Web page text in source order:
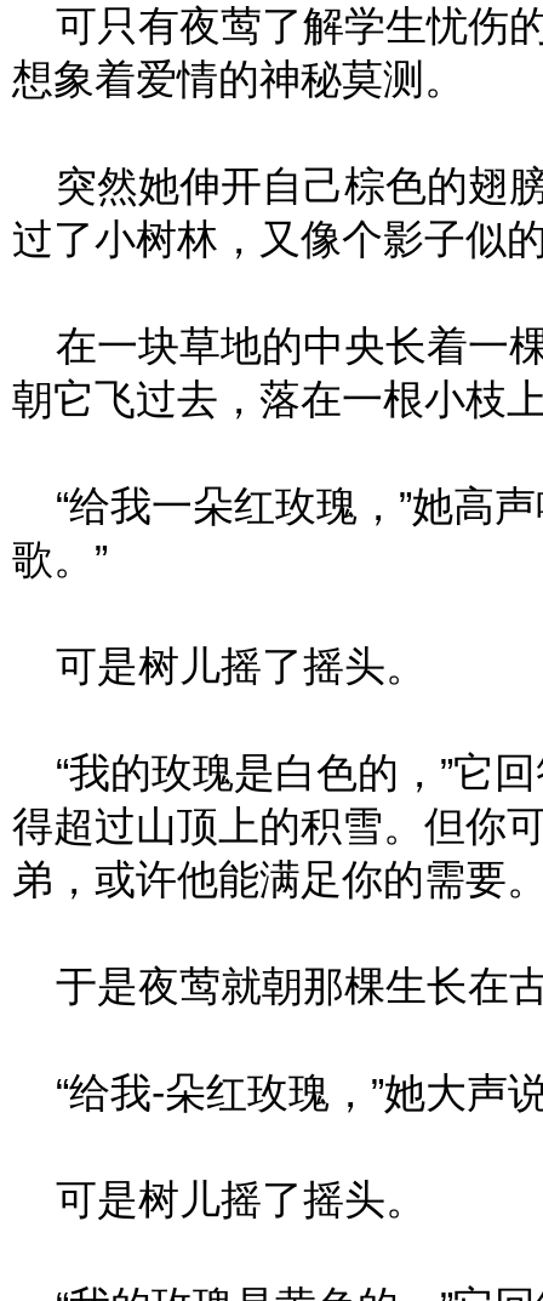
可只有夜莺了解学生忧伤
想象着爱情的神秘莫测。
突然她伸开自己棕色的翅
过了小树林，又像个影子似
在一块草地的中央长着一
朝它飞过去，落在一根小枝
“给我一朵红玫瑰，”她高
歌。”
可是树儿摇了摇头。
“我的玫瑰是白色的，”它
得超过山顶上的积雪。但你
弟，或许他能满足你的需要
于是夜莺就朝那棵生长在
“给我-朵红玫瑰，”她大声
可是树儿摇了摇头。